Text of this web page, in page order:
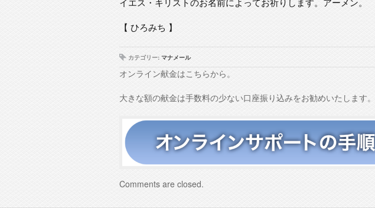
【 ひろみち 】
カテゴリー: マナメール
オンライン献金はこちらから。
大きな額の献金は手数料の少ない口座振り込みをお勧めいたします。
Comments are closed.